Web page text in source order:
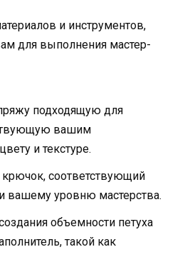
и инструментов,
для выполнения мастер-
подходящую для
вашим
и текстуре.
соответствующий
вашему уровню мастерства.
объемности петуха
такой как